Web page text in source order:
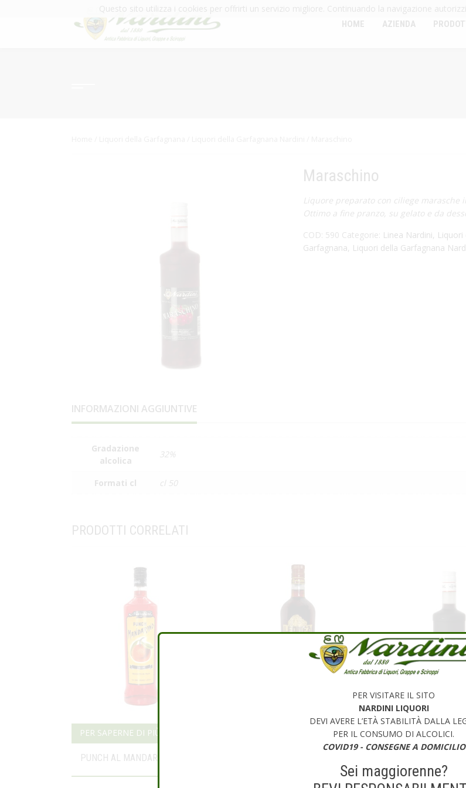
HOME AZIENDA
Maraschino
Liquore preparato con ciliege marasche
Ottimo a fine pranzo, su gelato e da
COD: 590 Categorie: Linea Nardini, Liquori
Garfagnana, Liquori della Garfagnana
INFORMAZIONI AGGIUNTIVE
Gradazione
alcolica
32%
Formati cl cl 50
PRODOTTI CORRELATI
PER SAPERNE DI PIÙ
PUNCH AL MANDARINO
PER SAPERNE DI PIÙ
FRUTTO
PER VISITARE IL SITO
NARDINI LIQUORI
DEVI AVERE L’ETÀ STABILITÀ DALLA
PER IL CONSUMO DI ALCOLICI.
COVID19 - CONSEGNE A DOMICILIO
Sei maggiorenne?
Questo sito utilizza i cookies per offrirti un servizio migliore. Continuando la navigazione